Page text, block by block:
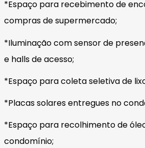
*Espaço para recebimento de
compras de supermercado;
*Iluminação com sensor de
e halls de acesso;
*Espaço para coleta seletiva de
*Placas solares entregues no
*Espaço para recolhimento de
condomínio;